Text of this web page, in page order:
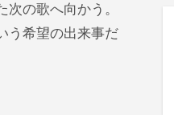
の歌へ向かう。
う希望の出来事だ